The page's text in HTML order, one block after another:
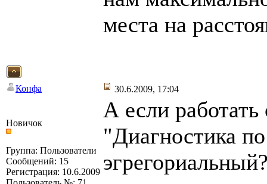
места на
Конфа 30.6.2009, 17:04
Новичок
Группа: Пользователи
Сообщений: 15
Регистрация: 10.6.2009
А если
"Диагностика